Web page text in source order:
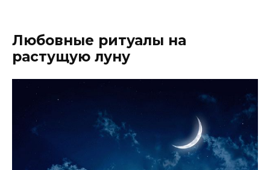
Любовные ритуалы на
растущую луну